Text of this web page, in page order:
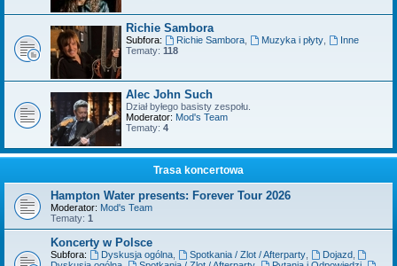
Richie Sambora
Subfora: Richie Sambora, Muzyka i płyty,
Inne
Tematy: 118
Alec John Such
Dział byłego basisty zespołu.
Moderator: Mod's Team
Tematy: 4
Trasa koncertowa
Hampton Water presents: Forever Tour 2026
Moderator: Mod's Team
Tematy: 1
Koncerty w Polsce
Subfora: Dyskusja ogólna, Spotkania / Zlot / Afterparty, Dojazd,